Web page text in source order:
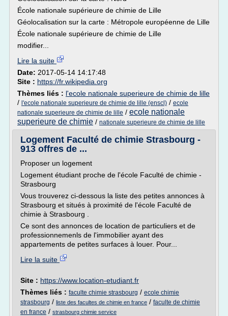
École nationale supérieure de chimie de Lille
Géolocalisation sur la carte : Métropole européenne de Lille
École nationale supérieure de chimie de Lille
modifier...
Lire la suite
Date: 2017-05-14 14:17:48
Site : https://fr.wikipedia.org
Thèmes liés : l'ecole nationale superieure de chimie de lille
/ l'ecole nationale superieure de chimie de lille (enscl) / ecole
nationale superieure de chimie de lille / ecole nationale
superieure de chimie / nationale superieure de chimie de lille
Logement Faculté de chimie Strasbourg -
913 offres de ...
Proposer un logement
Logement étudiant proche de l'école Faculté de chimie -
Strasbourg
Vous trouverez ci-dessous la liste des petites annonces à
Strasbourg et situés à proximité de l'école Faculté de
chimie à Strasbourg .
Ce sont des annonces de location de particuliers et de
professionnemenls de l'immobilier ayant des
appartements de petites surfaces à louer. Pour...
Lire la suite
Site : https://www.location-etudiant.fr
Thèmes liés : faculte chimie strasbourg / ecole chimie
strasbourg / liste des facultes de chimie en france / faculte de chimie
en france / strasbourg chimie service